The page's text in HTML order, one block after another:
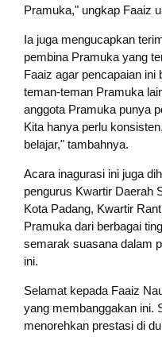
Pramuka," ungkap Faaiz
Ia juga mengucapkan
pembina Pramuka yang
Faaiz agar pencapaian ini
teman-teman Pramuka
anggota Pramuka punya
Kita hanya perlu
belajar," tambahnya.
Acara inagurasi ini juga
pengurus Kwartir Daerah
Kota Padang, Kwartir
Pramuka dari berbagai
semarak suasana dalam
ini.
Selamat kepada Faaiz
yang membanggakan ini.
menorehkan prestasi di